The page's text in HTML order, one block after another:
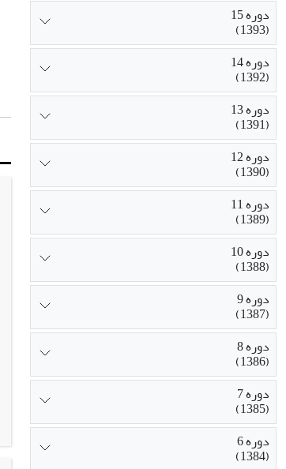
دوره 15
(1393)
دوره 14
(1392)
دوره 13
(1391)
دوره 12
(1390)
دوره 11
(1389)
دوره 10
(1388)
دوره 9
(1387)
دوره 8
(1386)
دوره 7
(1385)
دوره 6
(1384)